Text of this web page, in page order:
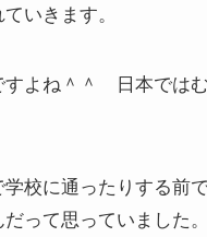
いきます。
よね＾＾ 日本では
校に通ったりする前
って思っていました。